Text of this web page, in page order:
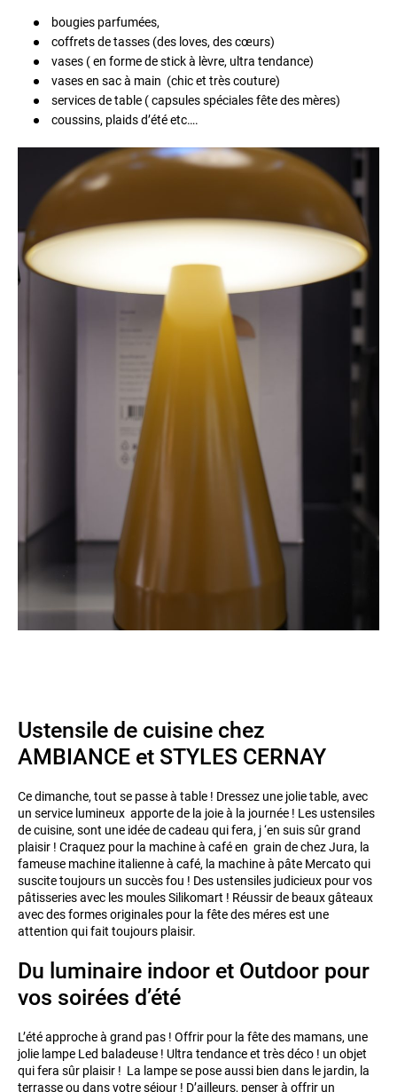
bougies parfumées,
coffrets de tasses (des loves, des cœurs)
vases ( en forme de stick à lèvre, ultra tendance)
vases en sac à main (chic et très couture)
services de table ( capsules spéciales fête des mères)
coussins, plaids d’été etc….
Ustensile de cuisine chez
AMBIANCE et STYLES CERNAY
Ce dimanche, tout se passe à table ! Dressez une jolie table, avec
un service lumineux apporte de la joie à la journée ! Les ustensiles
de cuisine, sont une idée de cadeau qui fera, j ‘en suis sûr grand
plaisir ! Craquez pour la machine à café en grain de chez Jura, la
fameuse machine italienne à café, la machine à pâte Mercato qui
suscite toujours un succès fou ! Des ustensiles judicieux pour vos
pâtisseries avec les moules Silikomart ! Réussir de beaux gâteaux
avec des formes originales pour la fête des méres est une
attention qui fait toujours plaisir.
Du luminaire indoor et Outdoor pour
vos soirées d’été
L’été approche à grand pas ! Offrir pour la fête des mamans, une
jolie lampe Led baladeuse ! Ultra tendance et très déco ! un objet
qui fera sûr plaisir ! La lampe se pose aussi bien dans le jardin, la
terrasse ou dans votre séjour ! D’ailleurs, penser à offrir un